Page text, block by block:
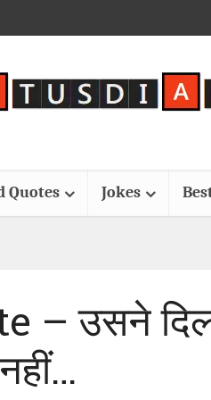
Quotes Jokes
– उसने